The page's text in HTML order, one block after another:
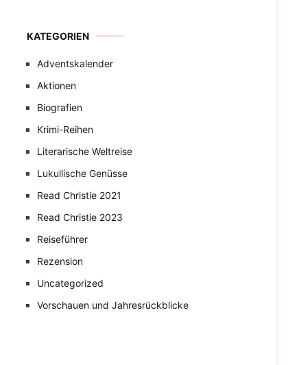
KATEGORIEN
Adventskalender
Aktionen
Biografien
Krimi-Reihen
Literarische Weltreise
Lukullische Genüsse
Read Christie 2021
Read Christie 2023
Reiseführer
Rezension
Uncategorized
Vorschauen und Jahresrückblicke